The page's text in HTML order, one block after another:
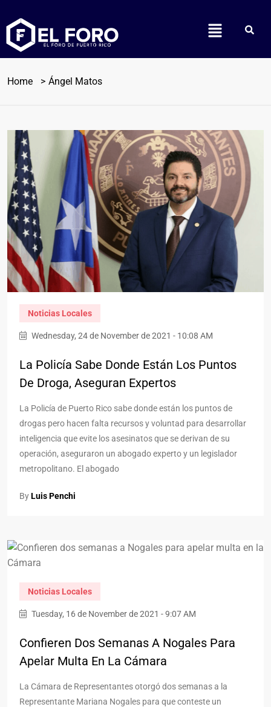
Home Ángel Matos
Noticias Locales
Wednesday, 24 de November de 2021 - 10:08 AM
La Policía Sabe Donde Están Los Puntos
De Droga, Aseguran Expertos
La Policía de Puerto Rico sabe donde están los puntos de
drogas pero hacen falta recursos y voluntad para desarrollar
inteligencia que evite los asesinatos que se derivan de su
operación, aseguraron un abogado experto y un legislador
metropolitano. El abogado
ByLuis Penchi
Noticias Locales
Tuesday, 16 de November de 2021 - 9:07 AM
Confieren Dos Semanas A Nogales Para
Apelar Multa En La Cámara
La Cámara de Representantes otorgó dos semanas a la
Representante Mariana Nogales para que conteste un